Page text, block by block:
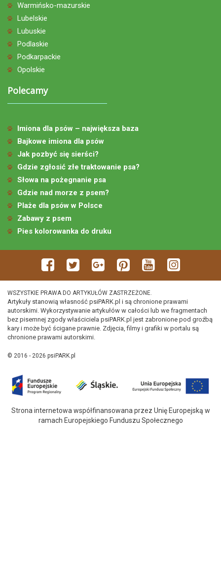
Warmińsko-mazurskie
Lubelskie
Lubuskie
Podlaskie
Podkarpackie
Opolskie
Polecamy
Imiona dla psów – największa baza
Bajkowe imiona dla psów
Jak pozbyć się sierści?
Gdzie zgłosić złe traktowanie psa?
Słowa na pożegnanie psa
Gdzie nad morze z psem?
Plaże dla psów w Polsce
Zabawy z psem
Pies kolorowanka do druku
WSZYSTKIE PRAWA DO ARTYKUŁÓW ZASTRZEŻONE.
Artykuły stanowią własność psiPARK.pl i są chronione prawami
autorskimi. Wykorzystywanie artykułów w całości lub we fragmentach
bez pisemnej zgody właściciela psiPARK.pl jest zabronione pod groźbą
kary i może być ścigane prawnie. Zdjęcia, filmy i grafiki w portalu są
chronione prawami autorskimi.
© 2016 - 2026 psiPARK.pl
Strona internetowa współfinansowana przez Unię Europejską w
ramach Europejskiego Funduszu Społecznego